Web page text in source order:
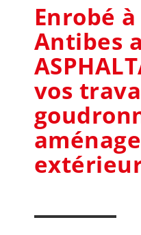
Enrobé
Antibes
vos